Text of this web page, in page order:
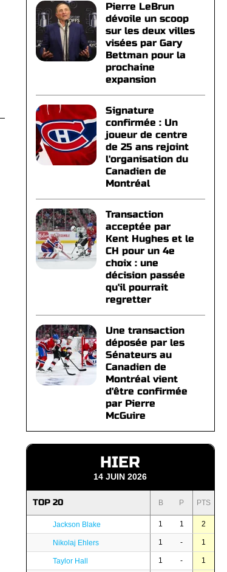
Pierre LeBrun
dévoile un scoop
sur les deux villes
visées par Gary
Bettman pour la
prochaine
expansion
Signature
confirmée : Un
joueur de centre
de 25 ans rejoint
l'organisation du
Canadien de
Montréal
Transaction
acceptée par
Kent Hughes et le
CH pour un 4e
choix : une
décision passée
qu'il pourrait
regretter
Une transaction
déposée par les
Sénateurs au
Canadien de
Montréal vient
d'être confirmée
par Pierre
McGuire
HIER
14 JUIN 2026
TOP 20 B P PTS
Jackson Blake 1 1 2
Nikolaj Ehlers 1 - 1
Taylor Hall 1 - 1